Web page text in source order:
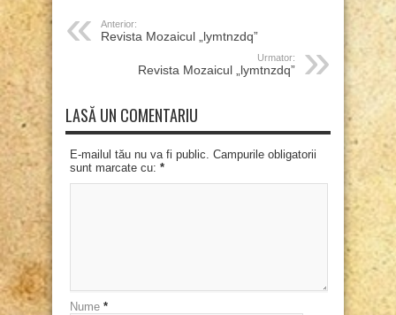
Anterior:
Revista Mozaicul „lymtnzdq”
Urmator:
Revista Mozaicul „lymtnzdq”
LASĂ UN COMENTARIU
E-mailul tău nu va fi public. Campurile obligatorii
sunt marcate cu: *
Nume *